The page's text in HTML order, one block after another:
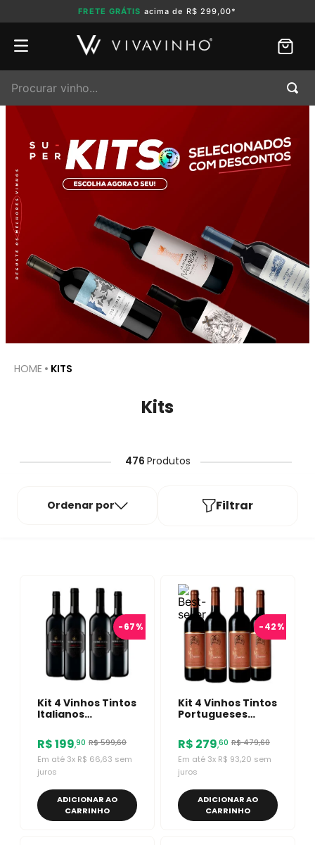
FRETE GRÁTIS acima de R$ 299,00*
KITS
Kits
476 Produtos
Ordenar por Filtrar
-67%
Kit 4 Vinhos Tintos
Italianos
R$199,90 R$599,60
Em até 3x R$ 66,63 sem
juros
ADICIONAR AO
CARRINHO
-42%
Kit 4 Vinhos Tintos
Portugueses
Reserva 750ml
R$ 279,60 R$479,60
Em até 3x R$ 93,20 sem
juros
ADICIONAR AO
CARRINHO